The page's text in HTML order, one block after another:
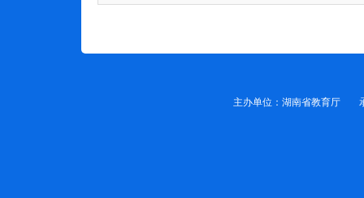
主办单位：湖南省教育厅